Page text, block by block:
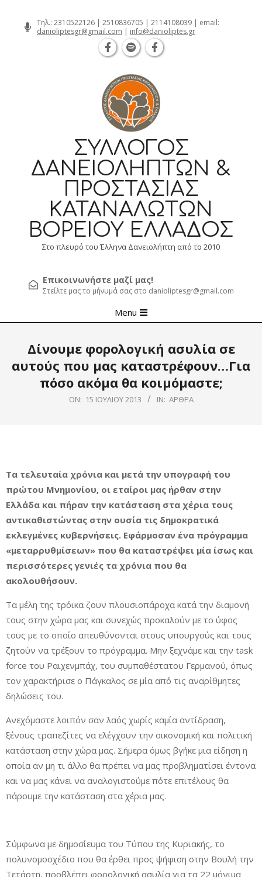
Τηλ.: 2310522126 | 2510836705 | 2114108039 | email:
danioliptesgr@gmail.com | info@danioliptes.gr
ΣΎΛΛΟΓΟΣ
ΔΑΝΕΙΟΛΗΠΤΏΝ &
ΠΡΟΣΤΑΣΊΑΣ
ΚΑΤΑΝΑΛΩΤΏΝ
ΒΟΡΕΊΟΥ ΕΛΛΆΔΟΣ
Στο πλευρό του Έλληνα Δανειολήπτη από το 2010
Επικοινωνήστε μαζί μας!
Στείλτε μας το μήνυμά σας στο danioliptesgr@gmail.com
Navigation
Menu
Δίνουμε φορολογική ασυλία σε
αυτούς που μας καταστρέφουν…Για
πόσο ακόμα θα κοιμόμαστε;
ON: 15 ΙΟΥΛΊΟΥ 2013 IN: ΆΡΘΡΑ
Τα τελευταία χρόνια και μετά την υπογραφή του
πρώτου Μνημονίου, οι εταίροι μας ήρθαν στην
Ελλάδα και πήραν την κατάσταση στα χέρια τους
αντικαθιστώντας στην ουσία τις δημοκρατικά
εκλεγμένες κυβερνήσεις. Εφάρμοσαν ένα πρόγραμμα
«μεταρρυθμίσεων» που θα καταστρέψει μία ίσως και
περισσότερες γενιές τα χρόνια που θα
ακολουθήσουν.
Τα μέλη της τρόικα ζουν πλουσιοπάροχα κατά την διαμονή
τους στην χώρα μας και συνεχώς προκαλούν με το ύφος
τους με το οποίο απευθύνονται στους υπουργούς και τους
ζητούν να τρέξουν το πρόγραμμα. Μην ξεχνάμε και την task
force του Ραιχενμπάχ, του συμπαθέστατου Γερμανού, όπως
τον χαρακτήρισε ο Πάγκαλος σε μία από τις αναρίθμητες
δηλώσεις του.
Ανεχόμαστε λοιπόν σαν λαός χωρίς καμία αντίδραση,
ξένους τραπεζίτες να ελέγχουν την οικονομική και πολιτική
κατάσταση στην χώρα μας. Σήμερα όμως βγήκε μια είδηση η
οποία αν μη τι άλλο θα πρέπει να μας προβληματίσει έντονα
και να μας κάνει να αναλογιστούμε πότε επιτέλους θα
πάρουμε την κατάσταση στα χέρια μας.
Σύμφωνα με δημοσίευμα του Τύπου της Κυριακής, το
πολυνομοσχέδιο που θα έρθει προς ψήφιση στην Βουλή την
Τετάρτη, προβλέπει φορολογική ασυλία για τα 22 μόνιμα